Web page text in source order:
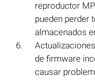
reproductor
pueden perder
almacenados
de firmware
causar